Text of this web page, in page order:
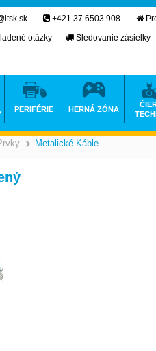
Metalické Káble
+421 37 6503 908
otázky
Sledovanie zásielky
PERIFÉRIE HERNÁ ZÓNA